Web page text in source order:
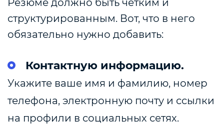
Резюме должно быть четким и
структурированным. Вот, что в него
обязательно нужно добавить:
Контактную информацию.
Укажите ваше имя и фамилию, номер
телефона, электронную почту и ссылки
на профили в социальных сетях.